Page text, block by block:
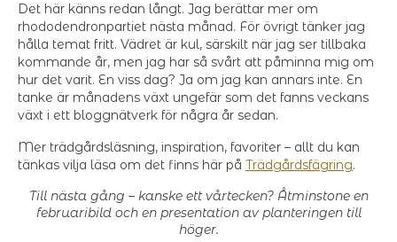
Det här känns redan långt. Jag berättar mer om
rhododendronpartiet nästa månad. För övrigt tänker jag
hålla temat fritt. Vädret är kul, särskilt när jag ser tillbaka
kommande år, men jag har så svårt att påminna mig om
hur det varit. En viss dag? Ja om jag kan annars inte. En
tanke är månadens växt ungefär som det fanns veckans
växt i ett bloggnätverk för några år sedan.
Mer trädgårdsläsning, inspiration, favoriter – allt du kan
tänkas vilja läsa om det finns här på Trädgårdsfägring.
Till nästa gång – kanske ett vårtecken? Åtminstone en
februaribild och en presentation av planteringen till
höger.